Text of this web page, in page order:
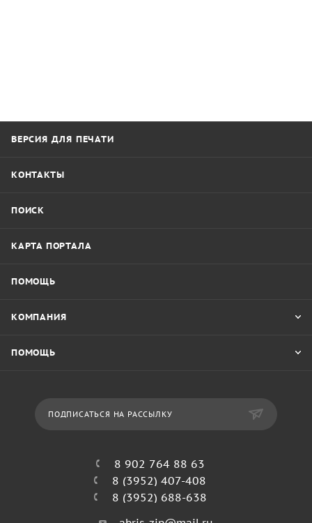
ВЕРСИЯ ДЛЯ ПЕЧАТИ
КОНТАКТЫ
ПОИСК
КАРТА ПОРТАЛА
ПОМОЩЬ
КОМПАНИЯ
ПОМОЩЬ
ПОДПИСАТЬСЯ НА РАССЫЛКУ
8 902 764 88 63
8 (3952) 407-408
8 (3952) 688-638